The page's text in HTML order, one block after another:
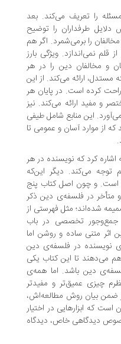
تعریف می‌کند. بعد
را توضیح
برمی‌شمرد. اگر هم
ویژگی بارز
دین را در هر
ارائه می‌کند. از این
است. در پایان هر
ارائه می‌کند. نیز
منابع شامل طیفی
آسان و عمومی تا
کرد که نویسنده در هر
دیگر این‌که
چون اصل کتاب پنج
فلسفه‌ی دین ذکر
مثل فهرستی از
تخصصی در باب
ساده و روشن اما
در فلسفه‌ی دین
تا این کتاب یکی
دین باشد. اما همه‌ی
عمیق‌تر و مفیدتر
روش مطالعه‌اش،
در اختیار
خاص، دیدگاه